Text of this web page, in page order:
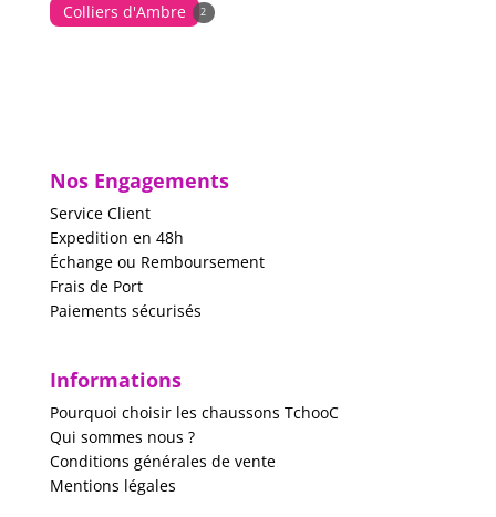
Colliers d'Ambre 2
Nos Engagements
Service Client
Expedition en 48h
Échange ou Remboursement
Frais de Port
Paiements sécurisés
Informations
Pourquoi choisir les chaussons TchooC
Qui sommes nous ?
Conditions générales de vente
Mentions légales